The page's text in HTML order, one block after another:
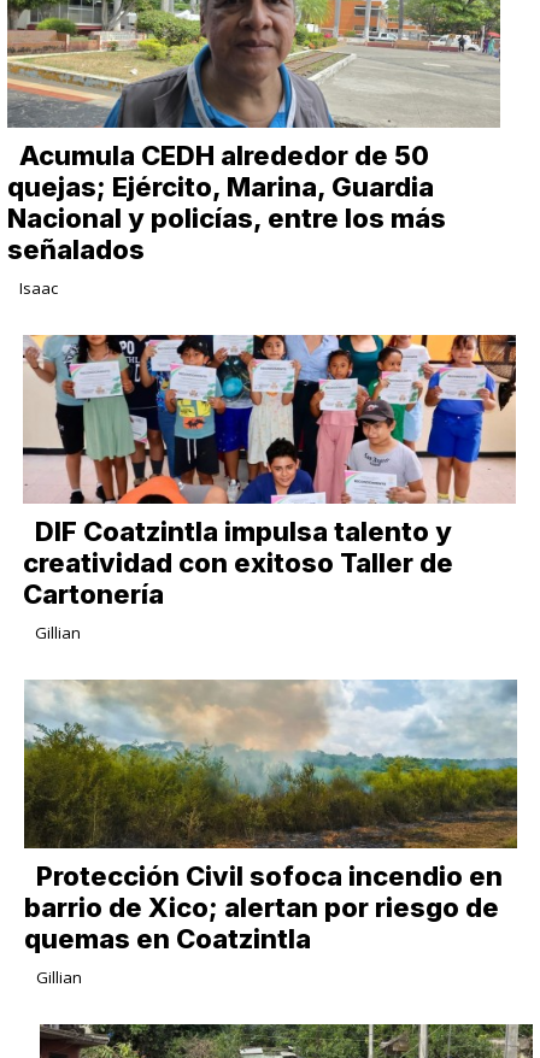
Acumula CEDH alrededor de 50
quejas; Ejército, Marina, Guardia
Nacional y policías, entre los más
señalados
Isaac
DIF Coatzintla impulsa talento y
creatividad con exitoso Taller de
Cartonería
Gillian
Protección Civil sofoca incendio en
barrio de Xico; alertan por riesgo de
quemas en Coatzintla
Gillian